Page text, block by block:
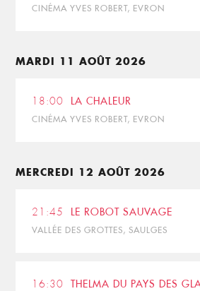
CINÉMA YVES ROBERT, EVRON
MARDI 11 AOÛT 2026
18:00 LA CHALEUR
CINÉMA YVES ROBERT, EVRON
MERCREDI 12 AOÛT 2026
21:45 LE ROBOT SAUVAGE
VALLÉE DES GROTTES, SAULGES
16:30 THELMA DU PAYS DES